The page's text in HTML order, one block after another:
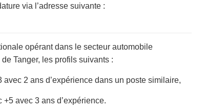
via l’adresse suivante :
opérant dans le secteur automobile
Tanger, les profils suivants :
2 ans d’expérience dans un poste similaire,
avec 3 ans d’expérience.